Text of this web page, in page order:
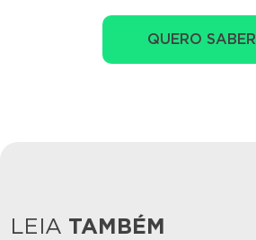
QUERO SABER
LEIA TAMBÉM